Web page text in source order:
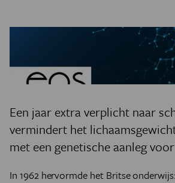
PODCAST
Een jaar extra verplicht naar
vermindert het
met een genetische aanleg
In 1962 hervormde het Britse